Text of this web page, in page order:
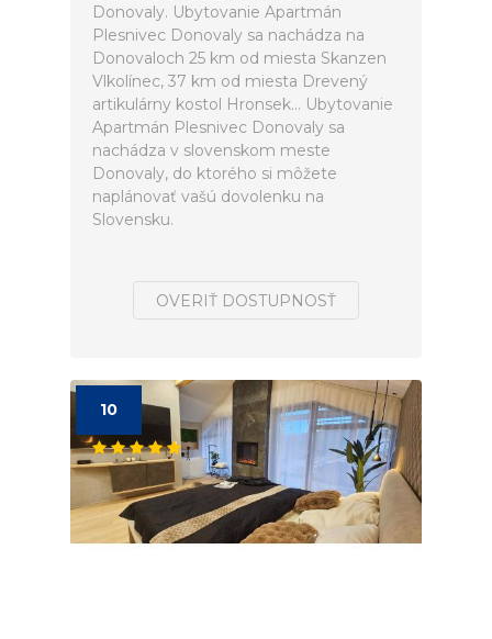
Donovaly. Ubytovanie Apartmán
Plesnivec Donovaly sa nachádza na
Donovaloch 25 km od miesta Skanzen
Vlkolínec, 37 km od miesta Drevený
artikulárny kostol Hronsek... Ubytovanie
Apartmán Plesnivec Donovaly sa
nachádza v slovenskom meste
Donovaly, do ktorého si môžete
naplánovať vašú dovolenku na
Slovensku.
OVERIŤ DOSTUPNOSŤ
10